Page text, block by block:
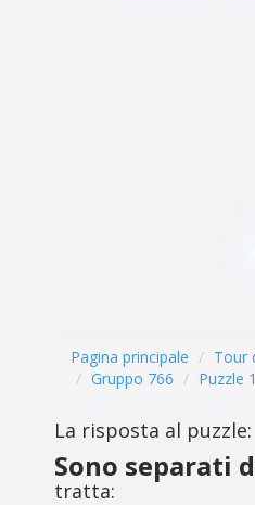
Pagina principale
Tour
Gruppo 766
Puzzle 1
La risposta al puzzle:
Sono separati
tratta: